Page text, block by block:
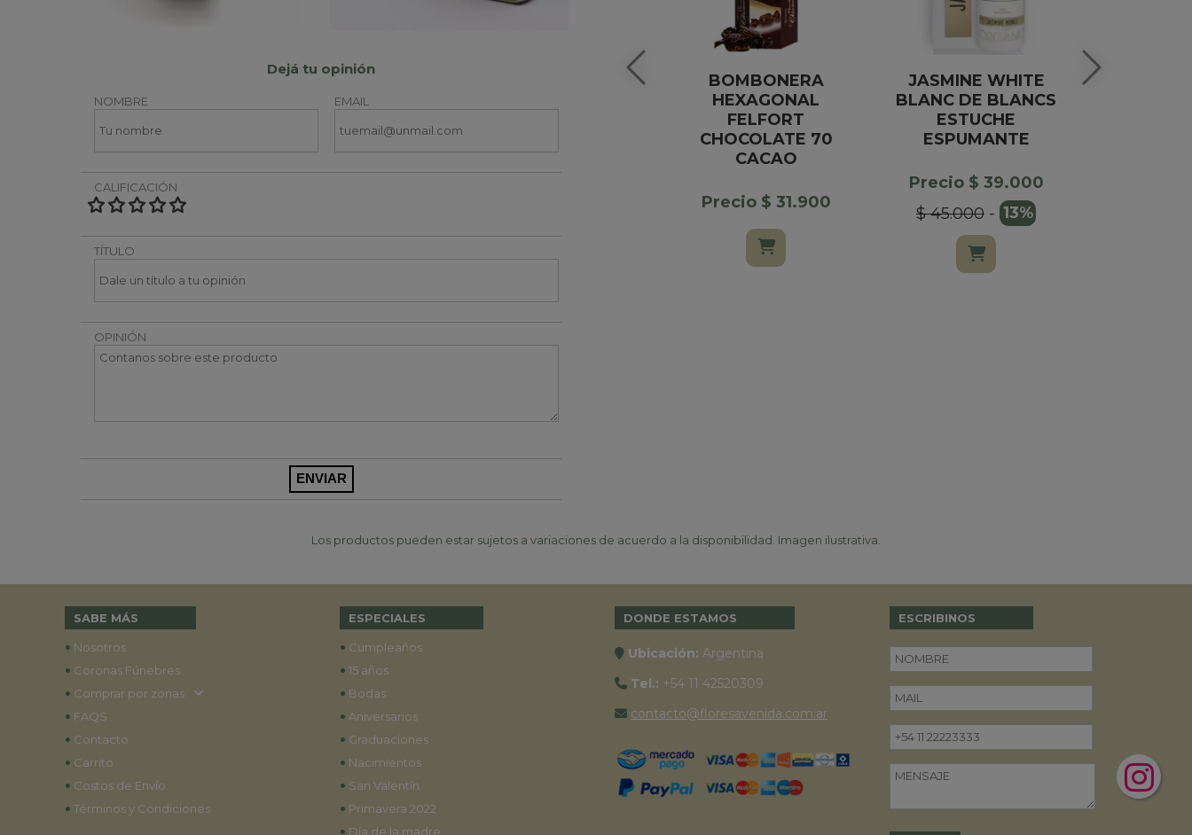
Dejá tu opinión
NOMBRE EMAIL
CALIFICACIÓN
TÍTULO
OPINIÓN
BOMBONERA
HEXAGONAL
FELFORT
CHOCOLATE 70
CACAO
Precio $ 31.900
JASMINE WHITE
BLANC DE BLANCS
ESTUCHE
ESPUMANTE
Precio $ 39.000
$ 45.000- 13%
Los productos pueden estar sujetos a variaciones de acuerdo a la disponibilidad. Imagen ilustrativa.
SABE MÁS
• Nosotros
• Coronas Fúnebres
• Comprar por zonas
• FAQS
• Contacto
• Carrito
• Costos de Envío
• Términos y Condiciones
ESPECIALES
• Cumpleaños
• 15 años
• Bodas
• Aniversarios
• Graduaciones
• Nacimientos
• San Valentín
• Primavera 2022
• Día de la madre
DONDE ESTAMOS
Ubicación: Argentina
Tel.: +54 11 42520309
contacto@floresavenida.com.ar
ESCRIBINOS